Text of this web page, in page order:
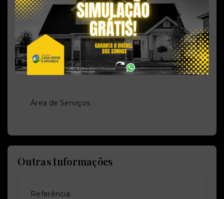
piso ceramica
piso cerâmica
Área de Serviços
Outras Informações
Referência: